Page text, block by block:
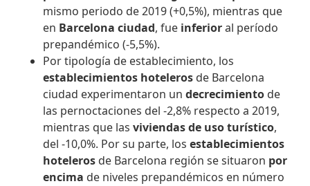
mismo periodo de 2019 (+0,5%), mientras que
en Barcelona ciudad, fue inferioral período
prepandémico (-5,5%).
Por tipología de establecimiento, los
establecimientos hoteleros de Barcelona
ciudad experimentaron undecrecimiento de
las pernoctaciones del -2,8% respecto a 2019,
mientras que lasviviendas de uso turístico,
del -10,0%. Por su parte, losestablecimientos
hoteleros de Barcelona región se situaron por
encima de niveles prepandémicos en número